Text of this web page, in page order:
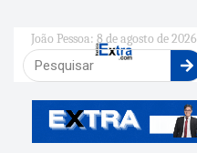
João Pessoa: 8 de agosto de 2026